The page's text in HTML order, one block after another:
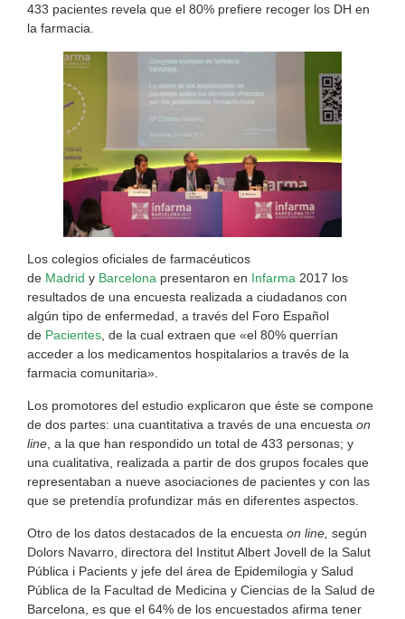
433 pacientes revela que el 80% prefiere recoger los DH en
la farmacia.
Los colegios oficiales de farmacéuticos
de Madrid y Barcelona presentaron en Infarma 2017 los
resultados de una encuesta realizada a ciudadanos con
algún tipo de enfermedad, a través del Foro Español
de Pacientes , de la cual extraen que «el 80% querrían
acceder a los medicamentos hospitalarios a través de la
farmacia comunitaria».
Los promotores del estudio explicaron que éste se compone
de dos partes: una cuantitativa a través de una encuesta on
line , a la que han respondido un total de 433 personas; y
una cualitativa, realizada a partir de dos grupos focales que
representaban a nueve asociaciones de pacientes y con las
que se pretendía profundizar más en diferentes aspectos.
Otro de los datos destacados de la encuesta on line, según
Dolors Navarro, directora del Institut Albert Jovell de la Salut
Pública i Pacients y jefe del área de Epidemilogia y Salud
Pública de la Facultad de Medicina y Ciencias de la Salud de
Barcelona, es que el 64% de los encuestados afirma tener